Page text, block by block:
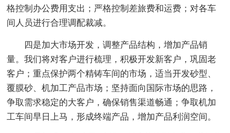
格控制办公费用支出；严格控制差旅费和运费；对各车
间人员进行合理调配裁减。
四是加大市场开发，调整产品结构，增加产品销
量。我们将对客户进行梳理，积极开发新客户，巩固老
客户；重点保护两个精铸车间的市场，适当开发砂型、
覆膜砂、机加工产品市场；坚持面向国际市场的思路，
争取需求稳定的大客户，确保销售渠道畅通；争取机加
工车间早日上马，形成终端产品，增加产品利润空间。